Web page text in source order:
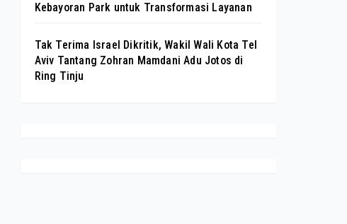
Kebayoran Park untuk Transformasi Layanan
Tak Terima Israel Dikritik, Wakil Wali Kota Tel
Aviv Tantang Zohran Mamdani Adu Jotos di
Ring Tinju